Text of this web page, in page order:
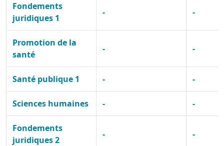
Fondements
juridiques 1
- -
Promotion de la
santé
- -
Santé publique 1 - -
Sciences humaines - -
Fondements
juridiques 2
- -